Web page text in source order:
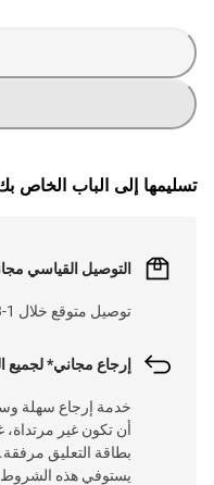
تسليمها إلى الباب الخاص
التوصيل القياسي
توصيل متوقع خلال 1-3 أيام عمل على 300 ريال
إرجاع مجاني* لجميع
أن تكون غير
بطاقة التعليق
يستوفي هذه الشروط.